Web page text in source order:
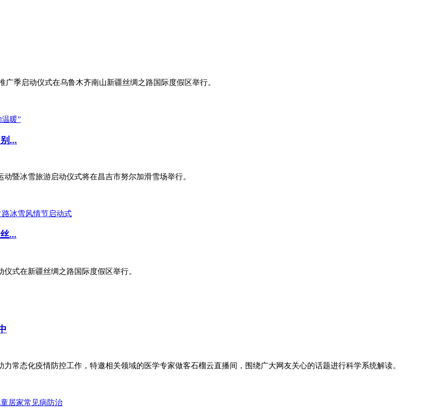
广季启动仪式在乌鲁木齐南山新疆丝绸之路国际度假区举行。
...
暨冰雪旅游启动仪式将在昌吉市努尔加滑雪场举行。
...
式在新疆丝绸之路国际度假区举行。
常态化疫情防控工作，特邀相关领域的医学专家做客石榴云直播间，围绕广大网友关心的话题进行科学系统解读。